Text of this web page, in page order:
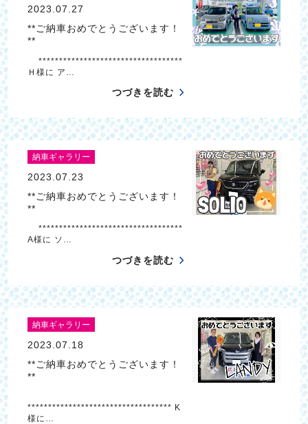
2023.07.27
**ご納車おめでとうございます！
**
***********************************
Ｈ様に ア…
つづきを読む
納車ギャラリー
2023.07.23
**ご納車おめでとうございます！
**
***********************************
A様に ソ…
つづきを読む
納車ギャラリー
2023.07.18
**ご納車おめでとうございます！
**
*********************************** K
様に…